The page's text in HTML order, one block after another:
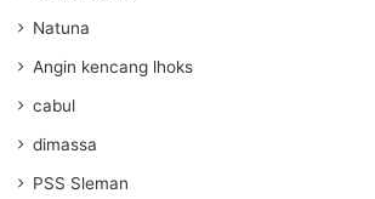
Natuna
Angin kencang lhoks
cabul
dimassa
PSS Sleman